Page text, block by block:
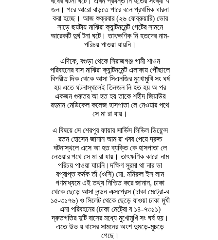
জন। পরে আরো বাড়তে পারে বলে প্রথমিক ধারনা
করা হচ্ছে। আজ শুক্রবার (২৬ ফেব্রুয়ারি) ভোর
সাড়ে ছয়টায় মাঝিরা ক্যান্টনমেন্ট গেটের সামনে
আরেকটি দুর্ঘ টনা ঘটে। তাৎক্ষণিক নি হতদের নাম-
পরিচয় পাওয়া যায়নি।
এদিকে, বগুড়া থেকে সিরাজগঞ্জ গামী শাওন
পরিবহনের বাস মাঝিরা ক্যান্টনমেন্ট এলাকায় পৌঁছালে
বিপরীত দিক থেকে আসা সিএনজির মুখোমুখি সং ঘর্ষ
হয় এতে ঘটনাস্থলেই তিনজন নি হত হয় অ পর
একজন গুরুতর আ হত হয় তাকে শহীদ জিয়াউর
রহমান মেডিকেল কলেজ হাসপাতা লে নেওয়ার পথে
সে মা রা যায়।
এ বিষয়ে সে শেরপুর ফায়ার সার্ভিস সিভিল ডিফেন্স
রতন হোসেন জানান আম রা খবর পেয়ে দ্রুত
ঘটনাস্থলে এসে আ হত ব্যক্তি কে হাসপাতা লে
নেওয়ার পথে সে মা রা যায়। তাৎক্ষণিক কারো নাম
পরিচয় পাওয়া যায়নি।দক্ষিণ সুরমা থা নার ভা
রপ্রাপ্ত কর্মক র্তা (ওসি) মো. মনিরুল ইস লাম
গণমাধ্যমে এই তথ্য নিশ্চিত করে জানান, ঢাকা
থেকে ছেড়ে আসা লন্ডন এক্সপ্রেস (ঢাকা মেট্রো-ব
১৫-৩১৭৬) ও সিলেট থেকে ছেড়ে যাওয়া ঢাকা মুখী
এনা পরিবহনের (ঢাকা মেট্রো ব ১৪-৭৩১১)
দ্রুতগতির দুটি বাসের মধ্যে মুখোমুখি সং ঘর্ষ হয়।
এতে উভ য় বাসের সামনের অংশ দুমড়ে-মুচড়ে
গেছে।